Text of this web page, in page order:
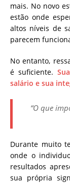
mais. No novo
estão onde
altos níveis de
parecem
No entanto,
é suficiente.
salário e sua
“O que
Durante muito
onde o
resultados
sua própria